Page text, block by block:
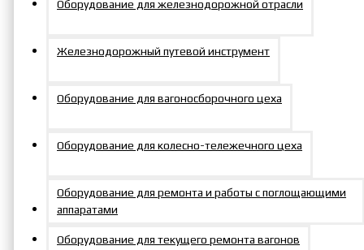
Оборудование для железнодорожной отрасли
Железнодорожный путевой инструмент
Оборудование для вагоносборочного цеха
Оборудование для колесно-тележечного цеха
Оборудование для ремонта и работы с поглощающими
аппаратами
Оборудование для текущего ремонта вагонов